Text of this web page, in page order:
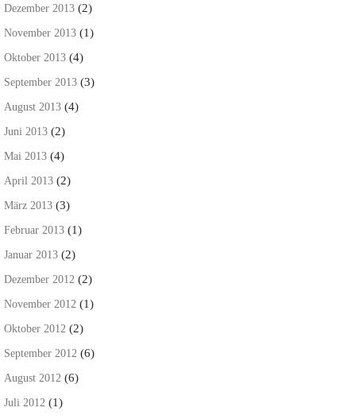
Dezember 2013 (2)
November 2013 (1)
Oktober 2013 (4)
September 2013 (3)
August 2013 (4)
Juni 2013 (2)
Mai 2013 (4)
April 2013 (2)
März 2013 (3)
Februar 2013 (1)
Januar 2013 (2)
Dezember 2012 (2)
November 2012 (1)
Oktober 2012 (2)
September 2012 (6)
August 2012 (6)
Juli 2012 (1)